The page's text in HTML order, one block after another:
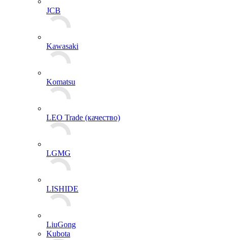
JCB
Kawasaki
Komatsu
LEO Trade (качество)
LGMG
LISHIDE
LiuGong
Kubota